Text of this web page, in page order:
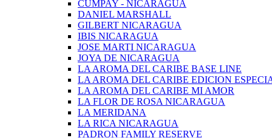
CUMPAY - NICARAGUA
DANIEL MARSHALL
GILBERT NICARAGUA
IBIS NICARAGUA
JOSE MARTI NICARAGUA
JOYA DE NICARAGUA
LA AROMA DEL CARIBE BASE LINE
LA AROMA DEL CARIBE EDICION
LA AROMA DEL CARIBE MI AMOR
LA FLOR DE ROSA NICARAGUA
LA MERIDANA
LA RICA NICARAGUA
PADRON FAMILY RESERVE